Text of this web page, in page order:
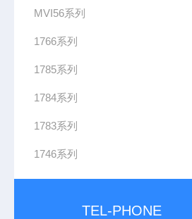
MVI56系列
1766系列
1785系列
1784系列
1783系列
1746系列
TEL-PHONE